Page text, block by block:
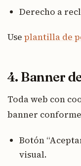
Derecho a
Use plantilla de
4. Banner
Toda web con
banner
Botón
visual.